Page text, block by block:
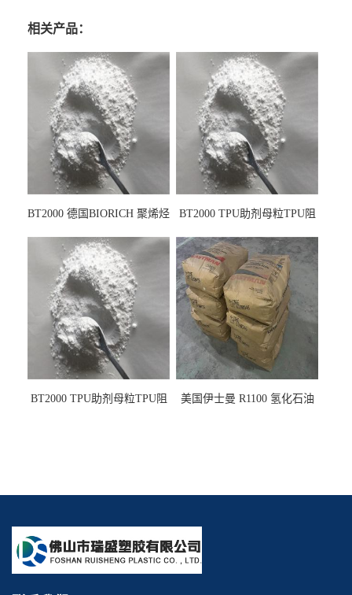
相关产品：
BT2000 德国BIORICH 聚烯烃
墨阻燃剂 TPU抗黄变剂 抗黄
变耐黄剂
BT2000 TPU助剂母粒TPU阻
剂雾面滑剂防粘剂 TPU抗黄
变剂 抗黄变耐黄剂
BT2000 TPU助剂母粒TPU阻
美国伊士曼 R1100 氢化石油